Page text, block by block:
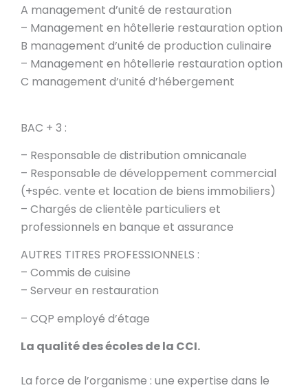
A management d’unité de restauration
– Management en hôtellerie restauration option
B management d’unité de production culinaire
– Management en hôtellerie restauration option
C management d’unité d’hébergement
BAC + 3 :
– Responsable de distribution omnicanale
– Responsable de développement commercial
(+spéc. vente et location de biens immobiliers)
– Chargés de clientèle particuliers et
professionnels en banque et assurance
AUTRES TITRES PROFESSIONNELS :
– Commis de cuisine
– Serveur en restauration
– CQP employé d’étage
La qualité des écoles de la CCI.
La force de l’organisme : une expertise dans le